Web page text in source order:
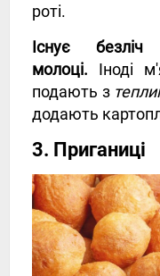
роті.
Існує
молоці. Іноді
подають з
додають
3. Приганиці